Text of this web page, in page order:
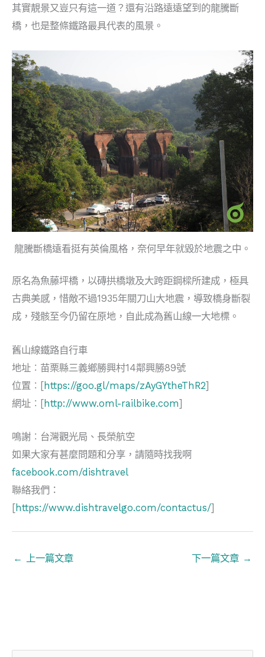
其實靚景又豈只有這一道？還有沿路遠遠望到的龍騰斷
橋，也是整條鐵路最具代表的風景。
龍騰斷橋遠看挺有英倫風格，奈何早年就毀於地震之中。
原名為魚藤坪橋，以磚拱橋墩及大跨距鋼樑所建成，極具
古典美感，惜敵不過1935年關刀山大地震，導致橋身斷裂
成，殘骸至今仍留在原地，自此成為舊山線一大地標。
舊山線鐵路自行車
地址︰苗栗縣三義鄉勝興村14鄰興勝89號
位置︰[https://goo.gl/maps/zAyGYtheThR2]
網址︰[http://www.oml-railbike.com]
鳴謝︰台灣觀光局、長榮航空
如果大家有甚麼問題和分享，請隨時找我啊
facebook.com/dishtravel
聯絡我們：
[https://www.dishtravelgo.com/contactus/]
← 上一篇文章 下一篇文章 →